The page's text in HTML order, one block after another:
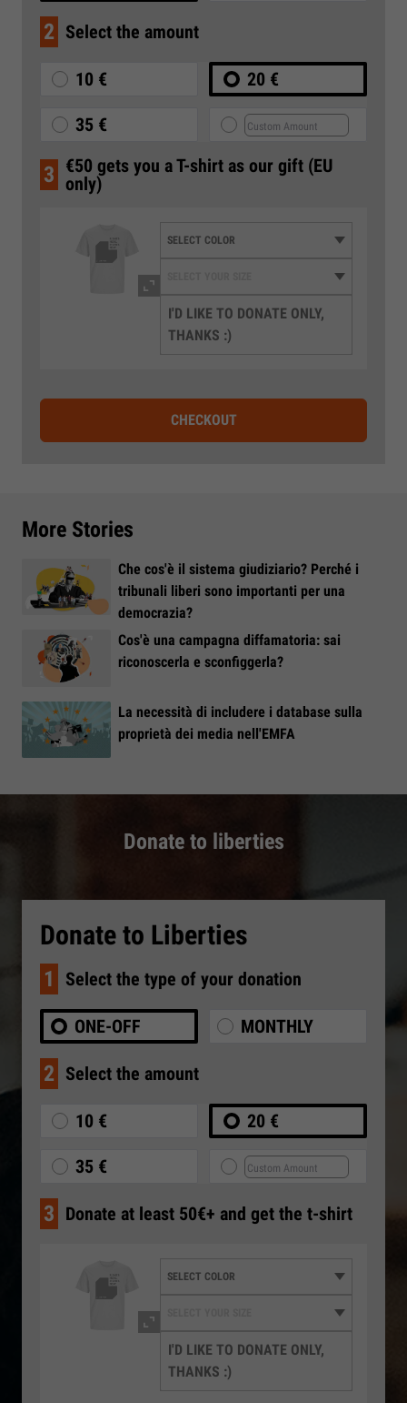
2 Select the amount
10 € 20 €
35 €
3 €50 gets you a T-shirt as our gift (EU
only)
I'D LIKE TO DONATE ONLY,
THANKS :)
CHECKOUT
More Stories
Che cos'è il sistema giudiziario? Perché i
tribunali liberi sono importanti per una
democrazia?
Cos'è una campagna diffamatoria: sai
riconoscerla e sconfiggerla?
La necessità di includere i database sulla
proprietà dei media nell'EMFA
Donate to liberties
Donate to Liberties
1 Select the type of your donation
ONE-OFF MONTHLY
2 Select the amount
10 € 20 €
35 €
3 Donate at least 50€+ and get the t-shirt
I'D LIKE TO DONATE ONLY,
THANKS :)